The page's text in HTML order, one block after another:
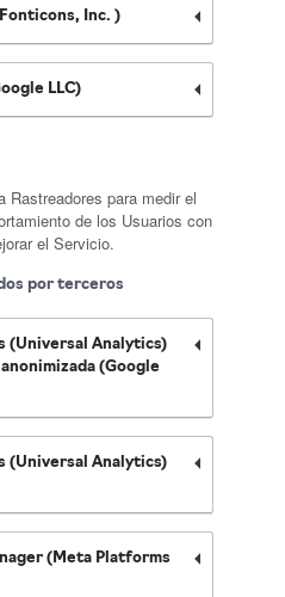
Inc. )
LLC)
Rastreadores para medir el
de los Usuarios con
el Servicio.
por terceros
(Universal Analytics)
(Google
(Universal Analytics)
(Meta Platforms